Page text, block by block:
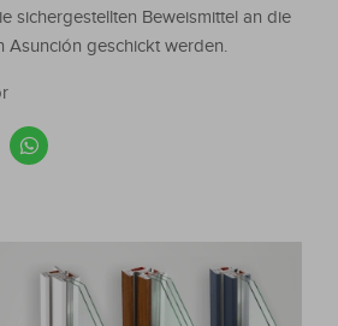
sichergestellten Beweismittel an die
Asunción geschickt werden.